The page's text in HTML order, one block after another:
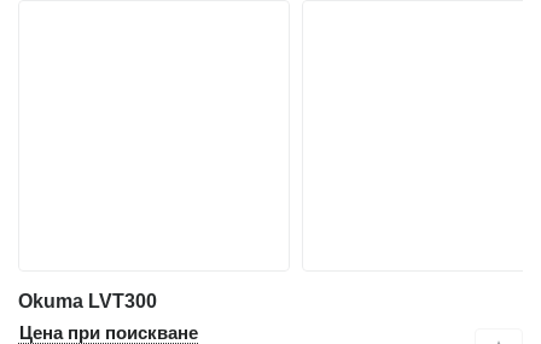
Okuma LVT300
Цена при поискване